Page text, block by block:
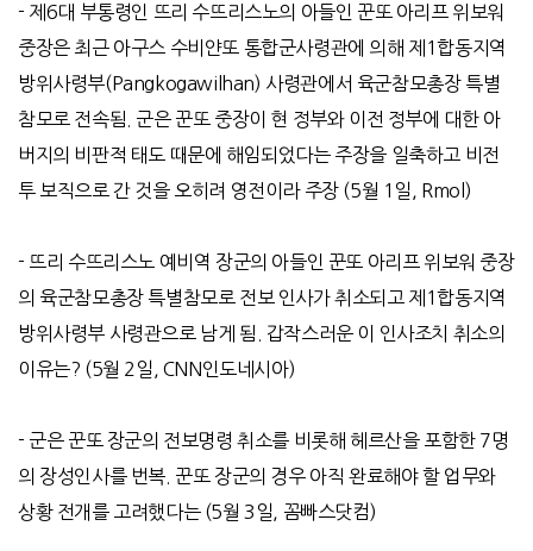
- 제 6대 부통령인 뜨리 수뜨리스노의 아들인 꾼또 아리프 위보워
중장은 최근 아구스 수비얀또 통합군사령관에 의해 제 1합동지역
방위사령부(Pangkogawilhan) 사령관에서 육군참모총장 특별
참모로 전속됨
군은 꾼또 중장이 현 정부와 이전 정부에 대한 아
버지의 비판적 태도 때문에 해임되었다는 주장을 일축하고 비전
투 보직으로 간 것을 오히려 영전이라 주장(5월 1 일 , Rmol)
- 뜨리 수뜨리스노 예비역 장군의 아들인 꾼또 아리프 위보워 중장
의 육군참모총장 특별참모로 전보 인사가 취소되고 제 1합동지역
방위사령부 사령관으로 남게 됨
갑작스러운 이 인사조치 취소의
이유는? (5월 2일 , CNN인도네시아)
- 군은 꾼또 장군의 전보명령 취소를 비롯해 헤르산을 포함한7명
의 장성인사를 번복 꾼또 장군의 경우 아직 완료해야 할 업무와
상황 전개를 고려했다는 (5월 3일 꼼빠스닷컴)